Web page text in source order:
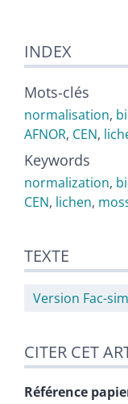
INDEX
Mots-clés
normalisation,
AFNOR, CEN,
Keywords
normalization,
CEN, lichen,
TEXTE
Version Fac-
CITER CET
Référence